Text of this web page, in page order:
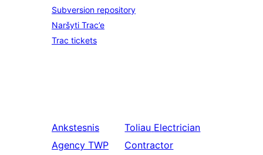
Subversion repository
Naršyti Trac’e
Trac tickets
Ankstesnis
Agency TWP
Toliau Electrician
Contractor